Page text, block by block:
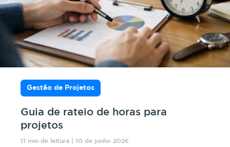
Gestão de Projetos
Guia de rateio de horas para
projetos
11 min de leitura | 10 de junho 2026